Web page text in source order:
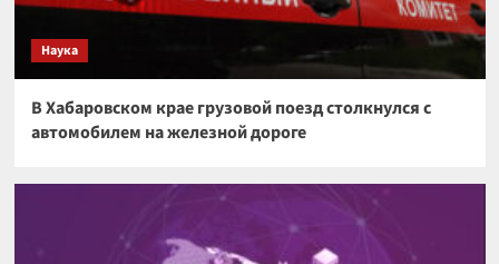
Наука
В Хабаровском крае грузовой поезд столкнулся с
автомобилем на железной дороге